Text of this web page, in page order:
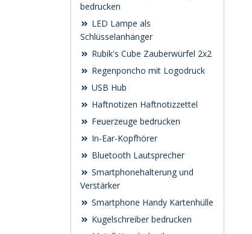
bedrucken
LED Lampe als
Schlüsselanhänger
Rubik's Cube Zauberwürfel 2x2
Regenponcho mit Logodruck
USB Hub
Haftnotizen Haftnotizzettel
Feuerzeuge bedrucken
In-Ear-Kopfhörer
Bluetooth Lautsprecher
Smartphonehalterung und
Verstärker
Smartphone Handy Kartenhülle
Kugelschreiber bedrucken